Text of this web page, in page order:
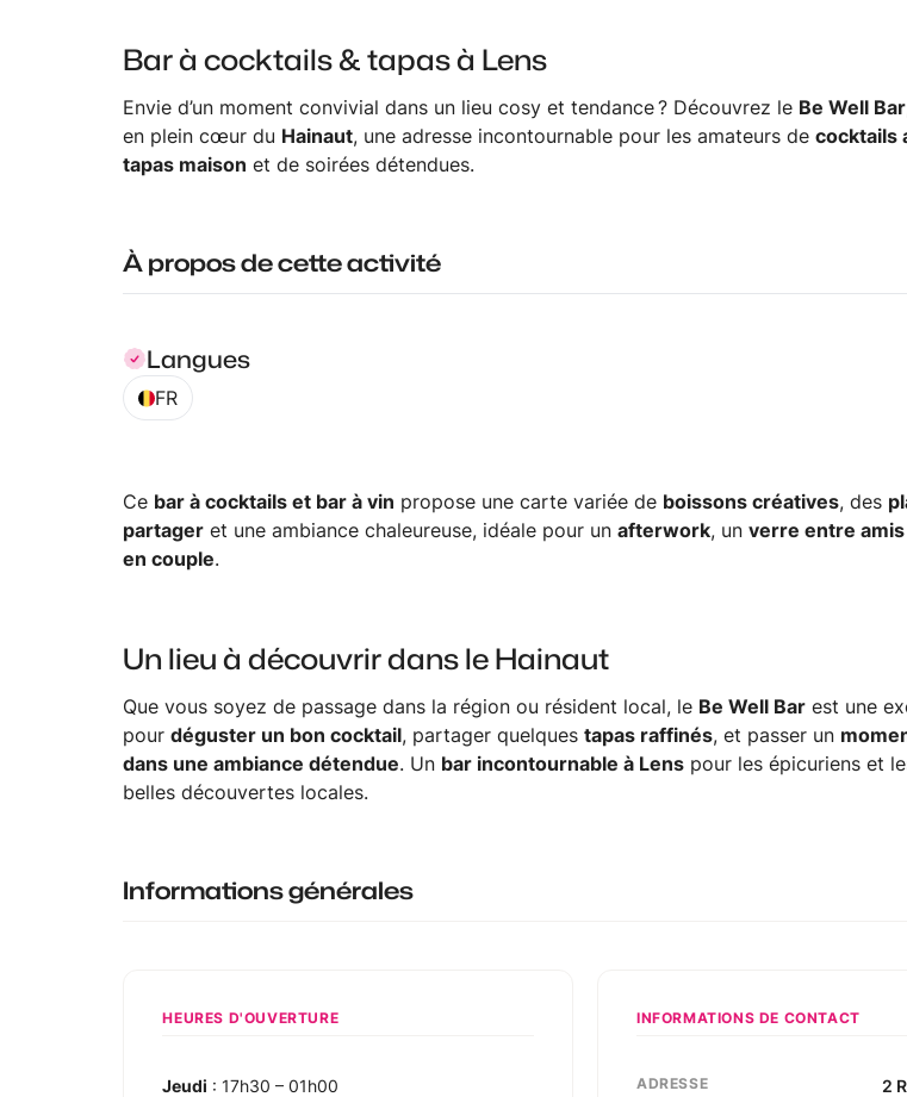
Bar à cocktails & tapas à Lens
Envie d’un moment convivial dans un lieu cosy et tendance ? Découvrez le Be Well Bar
en plein cœur du Hainaut, une adresse incontournable pour les amateurs decocktails
tapas maison et de soirées détendues.
À propos de cette activité
Langues
FR
Ce bar à cocktails et bar à vin propose une carte variée de boissons créatives, des
partager et une ambiance chaleureuse, idéale pour unafterwork, unverre entre amis
en couple.
Un lieu à découvrir dans le Hainaut
Que vous soyez de passage dans la région ou résident local, le Be Well Bar est une
pourdéguster un bon cocktail, partager quelquestapas raffinés, et passer un
dans une ambiance détendue. Un bar incontournable à Lens pour les épicuriens et
belles découvertes locales.
Informations générales
HEURES D'OUVERTURE
Jeudi : 17h30 – 01h00
INFORMATIONS DE CONTACT
ADRESSE 2